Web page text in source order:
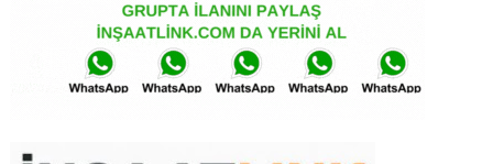
Merhaba arkadaşlar, Malatya Yeşilyurt ta
TOKİ konutları yapıyoruz, seramik usta
arayışımız vardır, 05374781048 ihtiyacı